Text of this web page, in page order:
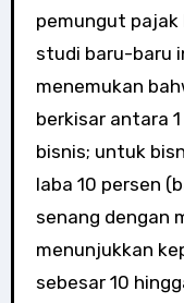
pemungut pajak
studi baru-baru
menemukan
berkisar antara
bisnis; untuk
laba 10 persen
senang dengan
menunjukkan
sebesar 10